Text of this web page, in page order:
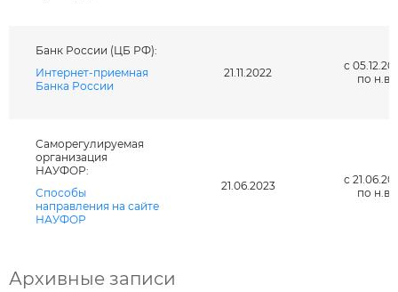
Банк России (ЦБ РФ):
Интернет-приемная
Банка России
21.11.2022
с
по н.в.
Саморегулируемая
организация
НАУФОР:
Способы
направления на сайте
НАУФОР
21.06.2023
с
по н.в.
Архивные записи